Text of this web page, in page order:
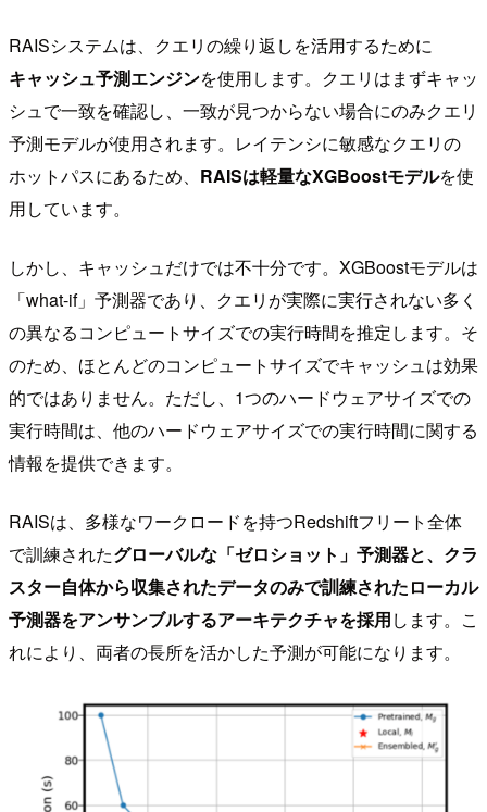
RAISシステムは、クエリの繰り返しを活用するために
キャッシュ予測エンジンを使用します。クエリはまずキャッ
シュで一致を確認し、一致が見つからない場合にのみクエリ
予測モデルが使用されます。レイテンシに敏感なクエリの
ホットパスにあるため、 RAISは軽量なXGBoostモデルを使
用しています。
しかし、キャッシュだけでは不十分です。XGBoostモデルは
「what-if」予測器であり、クエリが実際に実行されない多く
の異なるコンピュートサイズでの実行時間を推定します。そ
のため、ほとんどのコンピュートサイズでキャッシュは効果
的ではありません。ただし、1つのハードウェアサイズでの
実行時間は、他のハードウェアサイズでの実行時間に関する
情報を提供できます。
RAISは、多様なワークロードを持つRedshiftフリート全体
で訓練されたグローバルな「ゼロショット」予測器と、クラ
スター自体から収集されたデータのみで訓練されたローカル
予測器をアンサンブルするアーキテクチャを採用します。こ
れにより、両者の長所を活かした予測が可能になります。